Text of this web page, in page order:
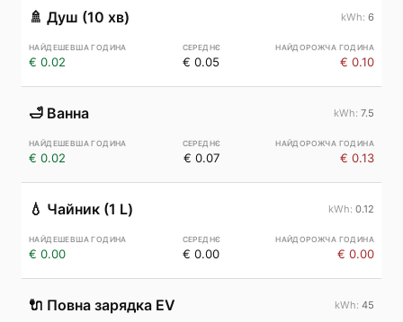
🚿 Душ (10 хв) 6
€ 0.02 € 0.05 € 0.10
🛁 Ванна 7.5
€ 0.02 € 0.07 € 0.13
💧 Чайник (1 L) 0.12
€ 0.00 € 0.00 € 0.00
🔌 Повна зарядка EV 45